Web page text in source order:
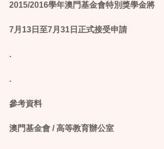
2015/2016學年澳門基金會特別獎學金將
7月13日至7月31日正式接受申請
.
.
參考資料
澳門基金會 / 高等教育辦公室